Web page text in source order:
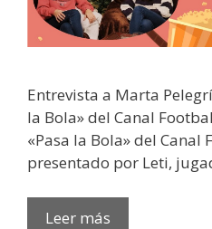
Entrevista a Marta
la Bola» del Canal
«Pasa la Bola» del Canal
presentado por Leti,
Leer más